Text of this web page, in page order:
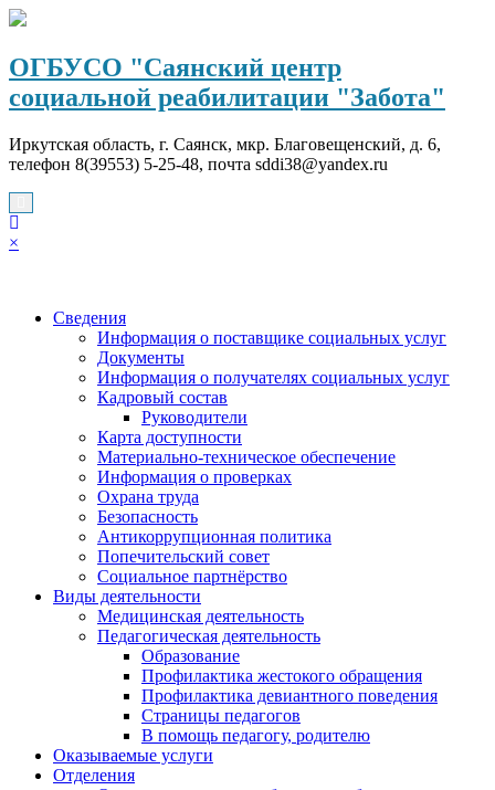
Перейти
содержимому
ОГБУСО "Саянский центр
социальной реабилитации "Забота"
Иркутская область, г. Саянск, мкр. Благовещенский, д. 6,
телефон 8(39553) 5-25-48, почта sddi38@yandex.ru
×
Сведения
Информация о поставщике социальных услуг
Документы
Информация о получателях социальных услуг
Кадровый состав
Руководители
Карта доступности
Материально-техническое обеспечение
Информация о проверках
Охрана труда
Безопасность
Антикоррупционная политика
Попечительский совет
Социальное партнёрство
Виды деятельности
Медицинская деятельность
Педагогическая деятельность
Образование
Профилактика жестокого обращения
Профилактика девиантного поведения
Страницы педагогов
В помощь педагогу, родителю
Оказываемые услуги
Отделения